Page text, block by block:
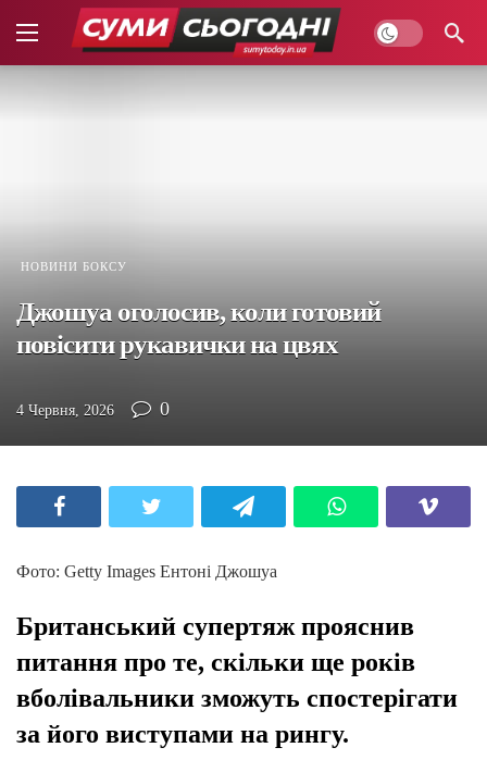
НОВИНИ БОКСУ
Джошуа оголосив, коли готовий
повісити рукавички на цвях
4 Червня, 2026 0
Фото: Getty Images Ентоні Джошуа
Британський супертяж прояснив
питання про те, скільки ще років
вболівальники зможуть спостерігати
за його виступами на рингу.